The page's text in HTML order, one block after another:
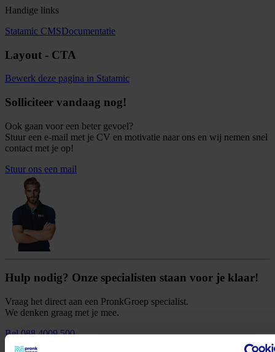
Handige links
Statamic CMSDocumentatie
Layout - CTA
Bewerk deze pagina in Statamic
Solliciteer vandaag nog!
Ook gaan voor een beter gevoel?
Stuur een e-mail met je CV en motivatie naar ons en wij nemen snel
contact met je op!
Stuur ons een mail
Hulp nodig? Onze specialisten staan voor je klaar!
Vraag het direct aan een PronkGroep specialist.
We denken graag met je mee.
Bel 088 4009 500